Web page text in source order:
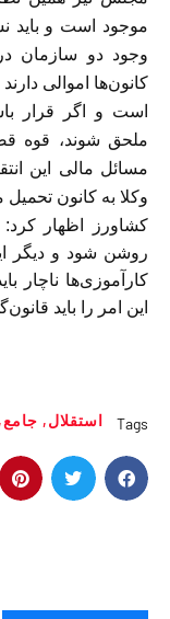
موجود است و باید
وجود دو سازمان
است و اگر قرار
ملحق شوند، قوه
مسائل مالی این
وکلا به کانون
کشاورز اظهار كرد:
روشن شود و دیگر
کارآموزی‌ها ناچار
این امر را باید
Tags استقلال, جامع,